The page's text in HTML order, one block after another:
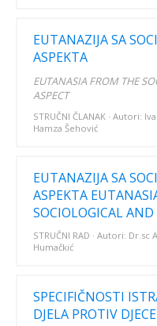
EUTANAZIJA SA
ASPEKTA
EUTANASIA FROM THE
ASPECT
STRUČNI ČLANAK · Autori:
Hamza Šehović
EUTANAZIJA SA
ASPEKTA
SOCIOLOGICAL AND
STRUČNI RAD · Autori:
Humačkić
SPECIFIČNOSTI
DJELA PROTIV